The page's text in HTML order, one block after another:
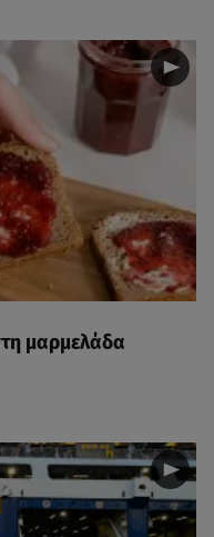
μαρμελάδα